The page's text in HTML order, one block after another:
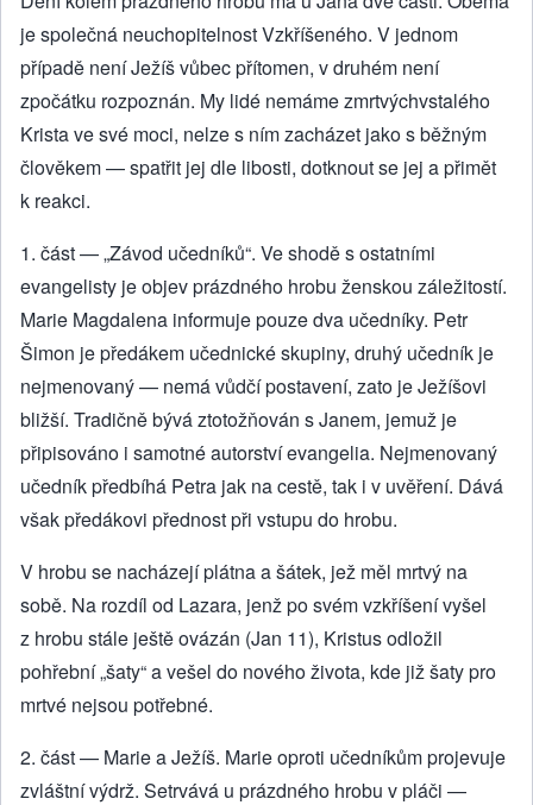
je společná neuchopitelnost Vzkříšeného. V jednom
případě není Ježíš vůbec přítomen, v druhém není
zpočátku rozpoznán. My lidé nemáme zmrtvýchvstalého
Krista ve své moci, nelze s ním zacházet jako s běžným
člověkem — spatřit jej dle libosti, dotknout se jej a přimět
k reakci.
1. část — „Závod učedníků“. Ve shodě s ostatními
evangelisty je objev prázdného hrobu ženskou záležitostí.
Marie Magdalena informuje pouze dva učedníky. Petr
Šimon je předákem učednické skupiny, druhý učedník je
nejmenovaný — nemá vůdčí postavení, zato je Ježíšovi
bližší. Tradičně bývá ztotožňován s Janem, jemuž je
připisováno i samotné autorství evangelia. Nejmenovaný
učedník předbíhá Petra jak na cestě, tak i v uvěření. Dává
však předákovi přednost při vstupu do hrobu.
V hrobu se nacházejí plátna a šátek, jež měl mrtvý na
sobě. Na rozdíl od Lazara, jenž po svém vzkříšení vyšel
z hrobu stále ještě ovázán (Jan 11), Kristus odložil
pohřební „šaty“ a vešel do nového života, kde již šaty pro
mrtvé nejsou potřebné.
2. část — Marie a Ježíš. Marie oproti učedníkům projevuje
zvláštní výdrž. Setrvává u prázdného hrobu v pláči —